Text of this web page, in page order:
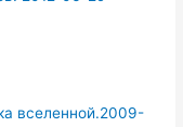
вселенной.2009-